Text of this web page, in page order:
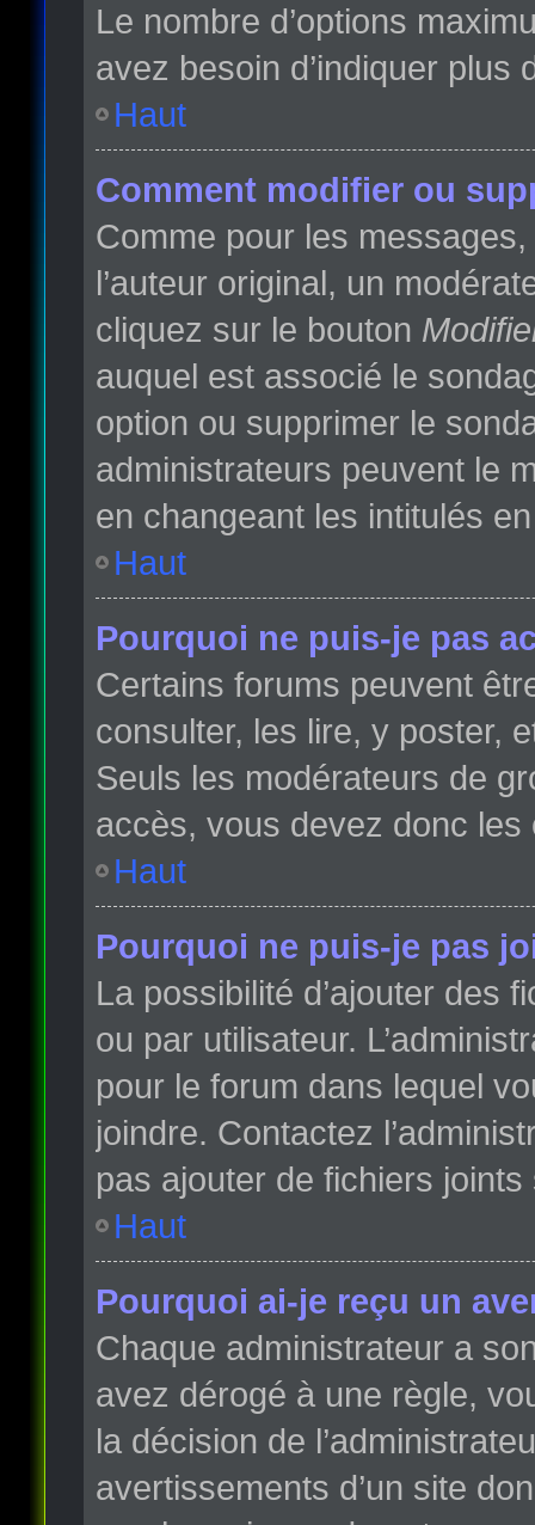
Le nombre d’options
avez besoin d’indiquer plus
Haut
Comment modifier ou
Comme pour les
l’auteur original, un
cliquez sur le bouton
auquel est associé le
option ou supprimer le
administrateurs peuvent le
en changeant les intitulés
Haut
Pourquoi ne puis-je pas
Certains forums peuvent
consulter, les lire, y poster,
Seuls les modérateurs de
accès, vous devez donc les
Haut
Pourquoi ne puis-je pas
La possibilité d’ajouter des
ou par utilisateur.
pour le forum dans lequel
joindre. Contactez
pas ajouter de fichiers
Haut
Pourquoi ai-je reçu un
Chaque administrateur a
avez dérogé à une règle,
la décision de
avertissements d’un site